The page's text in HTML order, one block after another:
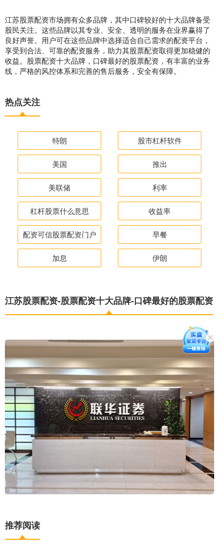
江苏股票配资市场拥有众多品牌，其中口碑较好的十大品牌备受
股民关注。这些品牌以其专业、安全、透明的服务在业界赢得了
良好声誉。用户可在这些品牌中选择适合自己需求的配资平台，
享受到合法、可靠的配资服务，助力其股票配资取得更加稳健的
收益。股票配资十大品牌，口碑最好的股票配资，有丰富的业务
线，严格的风控体系和完善的售后服务，安全有保障。
热点关注
特朗 股市杠杆软件
美国 推出
美联储 利率
杠杆股票什么意思 收益率
配资可信股票配资门户 早餐
加息 伊朗
江苏股票配资-股票配资十大品牌-口碑最好的股票配资
推荐阅读